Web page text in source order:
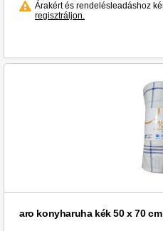
Árakért és rendelésleadáshoz
regisztráljon.
aro konyharuha kék 50 x 70